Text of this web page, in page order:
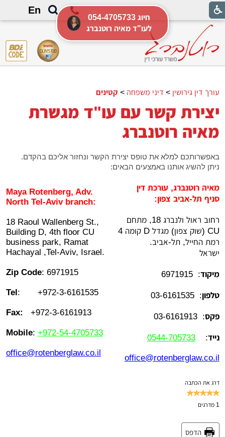
En
עורך דין גירושין > דיני משפחה > קטינים
יצירת קשר עם עו"ד מגשרת
מאיה רוטנברג
באפשרותכם למלא את טופס יצירת הקשר ונחזור אליכם בהקדם.
ניתן להשיג אותנו באמצעים הבאים:
מאיה רוטנברג, עורכת דין
סניף תל-אביב צפון:
רחוב ראול ולנברג 18, מתחם
CU (שוק צפון) מגדל D קומה 4
רמת החייל, תל-אביב.
ישראל
מיקוד: 6971915
טלפון:
03-6161535
פקס: 03-6161913
נייד:
0544-705733
office@rotenberglaw.co.il
Maya Rotenberg, Adv.
North Tel-Aviv branch:
18 Raoul Wallenberg St.,
Building D, 4th floor CU
business park, Ramat
Hachayal ,Tel-Aviv, Israel.
Zip Code: 6971915
Tel: +972-3-6161535
Fax: +972-3-6161913
Mobile: +972-54-4705733
office@rotenberglaw.co.il
דרג את הכתבה
1 מדרגים
הדפס
054-4705733 חיוג
לעו"ד מאיה רוטנברג